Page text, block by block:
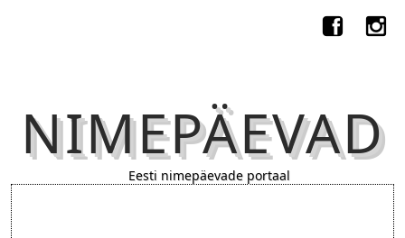
NIMEPÄEVAD
Eesti nimepäevade portaal